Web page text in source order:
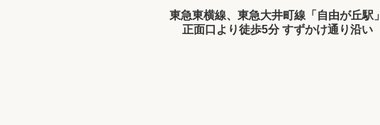
東急東横線、東急大井町線「自由が丘駅」
正面口より徒歩5分 すずかけ通り沿い